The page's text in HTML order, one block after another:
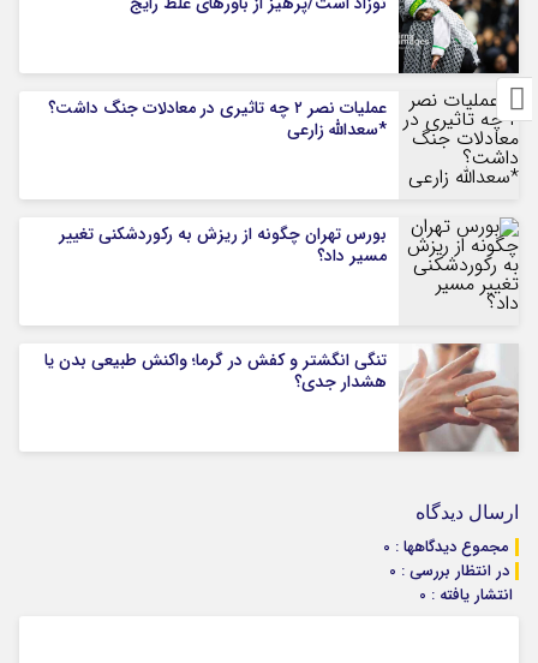
عملیات نصر ۲ چه تاثیری در معادلات جنگ داشت؟
*سعدالله زارعی
بورس تهران چگونه از ریزش به رکوردشکنی تغییر
مسیر داد؟
تنگی انگشتر و کفش در گرما؛ واکنش طبیعی بدن یا
هشدار جدی؟
ارسال دیدگاه
مجموع دیدگاهها : 0
در انتظار بررسی : 0
انتشار یافته : 0